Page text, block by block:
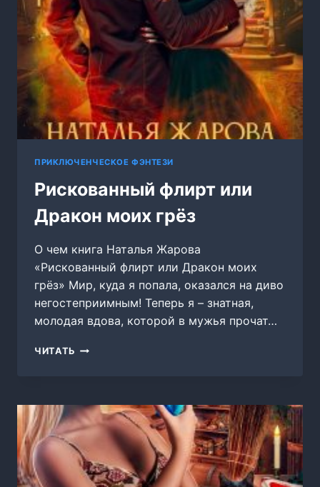
ПРИКЛЮЧЕНЧЕСКОЕ ФЭНТЕЗИ
Рискованный флирт или
Дракон моих грёз
О чем книга Наталья Жарова
«Рискованный флирт или Дракон моих
грёз» Мир, куда я попала, оказался на диво
негостеприимным! Теперь я – знатная,
молодая вдова, которой в мужья прочат…
ЧИТАТЬ РИСКОВАННЫЙ
МОИХ
ГРЁЗ